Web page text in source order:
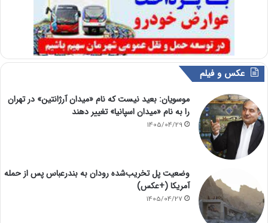
عکس و فیلم
موسویان: بعید نیست که نام «میدان آرژانتین» در تهران
را به نام «میدان اسپانیا» تغییر دهند
1405/04/29
وضعیت پل تخریب‌شده رودان به بندرعباس پس از حمله
آمریکا (+عکس)
1405/04/27